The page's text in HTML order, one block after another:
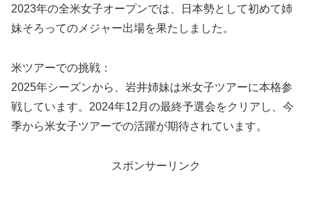
2023年の全米女子オープンでは、日本勢として初めて姉
妹そろってのメジャー出場を果たしました。
米ツアーでの挑戦：
2025年シーズンから、岩井姉妹は米女子ツアーに本格参
戦しています。2024年12月の最終予選会をクリアし、今
季から米女子ツアーでの活躍が期待されています。
スポンサーリンク